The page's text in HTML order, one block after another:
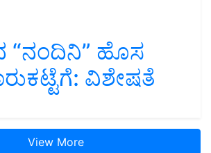
“ನಂದಿನಿ” ಹೊಸ
ವಿಶೇಷತೆ
View More